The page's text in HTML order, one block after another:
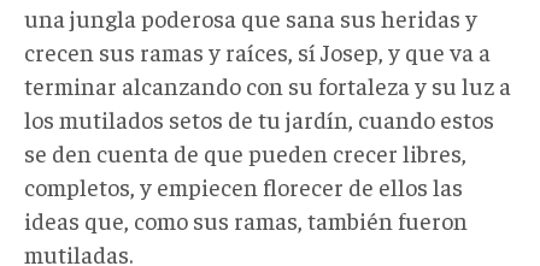
una jungla poderosa que sana sus heridas y
crecen sus ramas y raíces, sí Josep, y que va a
terminar alcanzando con su fortaleza y su luz a
los mutilados setos de tu jardín, cuando estos
se den cuenta de que pueden crecer libres,
completos, y empiecen florecer de ellos las
ideas que, como sus ramas, también fueron
mutiladas.